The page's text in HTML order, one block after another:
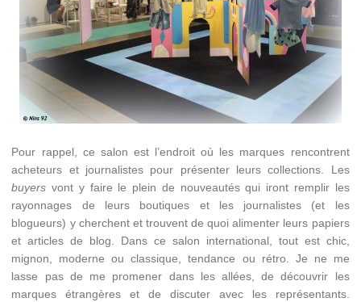
Pour rappel, ce salon est l’endroit où les marques rencontrent
acheteurs et journalistes pour présenter leurs collections. Les
buyers vont y faire le plein de nouveautés qui iront remplir les
rayonnages de leurs boutiques et les journalistes (et les
blogueurs) y cherchent et trouvent de quoi alimenter leurs papiers
et articles de blog. Dans ce salon international, tout est chic,
mignon, moderne ou classique, tendance ou rétro. Je ne me
lasse pas de me promener dans les allées, de découvrir les
marques étrangères et de discuter avec les représentants.